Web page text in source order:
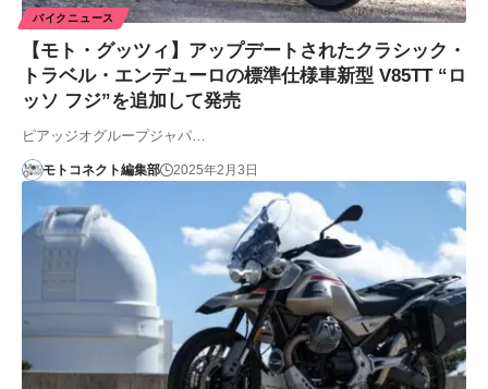
バイクニュース
【モト・グッツィ】アップデートされたクラシック・
トラベル・エンデューロの標準仕様車新型 V85TT “ロ
ッソ フジ”を追加して発売
ピアッジオグループジャパ…
モトコネクト編集部 2025年2月3日